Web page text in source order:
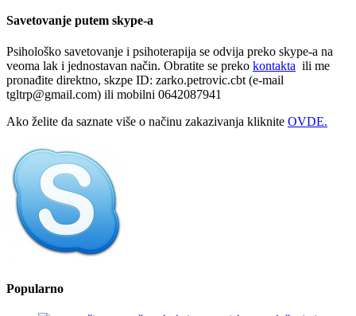
Savetovanje putem skype-a
Psihološko savetovanje i psihoterapija se odvija preko skype-a na
veoma lak i jednostavan način. Obratite se preko kontakta ili me
pronađite direktno, skzpe ID: zarko.petrovic.cbt (e-mail
tgltrp@gmail.com) ili mobilni 0642087941
Ako želite da saznate više o načinu zakazivanja kliknite OVDE.
Popularno